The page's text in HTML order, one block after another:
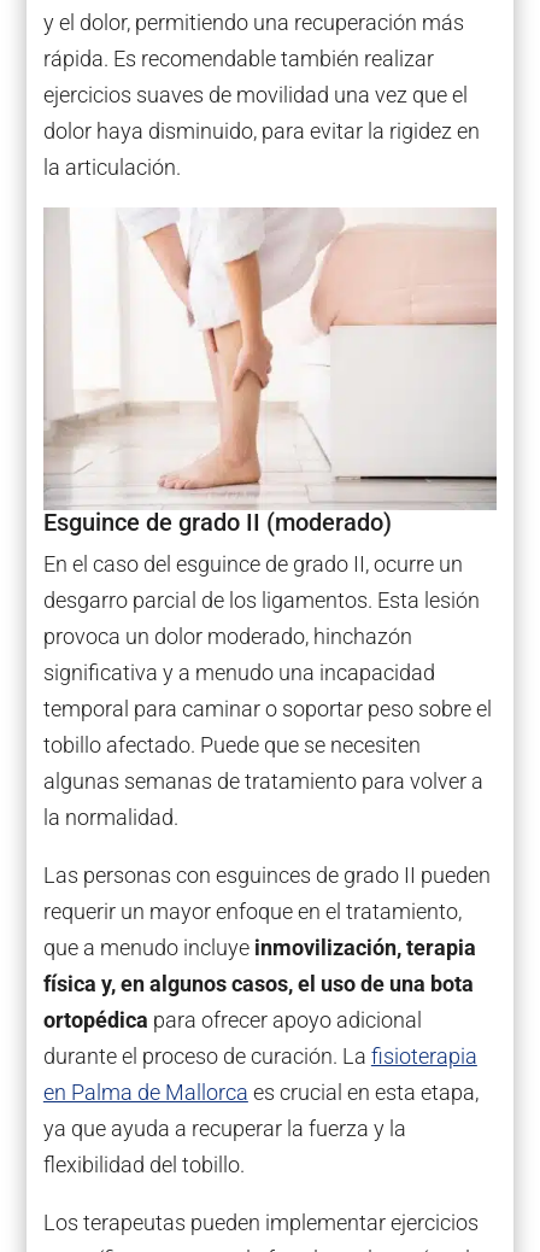
y el dolor, permitiendo una recuperación más
rápida. Es recomendable también realizar
ejercicios suaves de movilidad una vez que el
dolor haya disminuido, para evitar la rigidez en
la articulación.
Esguince de grado II (moderado)
En el caso del esguince de grado II, ocurre un
desgarro parcial de los ligamentos. Esta lesión
provoca un dolor moderado, hinchazón
significativa y a menudo una incapacidad
temporal para caminar o soportar peso sobre el
tobillo afectado. Puede que se necesiten
algunas semanas de tratamiento para volver a
la normalidad.
Las personas con esguinces de grado II pueden
requerir un mayor enfoque en el tratamiento,
que a menudo incluye inmovilización, terapia
física y, en algunos casos, el uso de una bota
ortopédica para ofrecer apoyo adicional
durante el proceso de curación. La fisioterapia
en Palma de Mallorca es crucial en esta etapa,
ya que ayuda a recuperar la fuerza y la
flexibilidad del tobillo.
Los terapeutas pueden implementar ejercicios